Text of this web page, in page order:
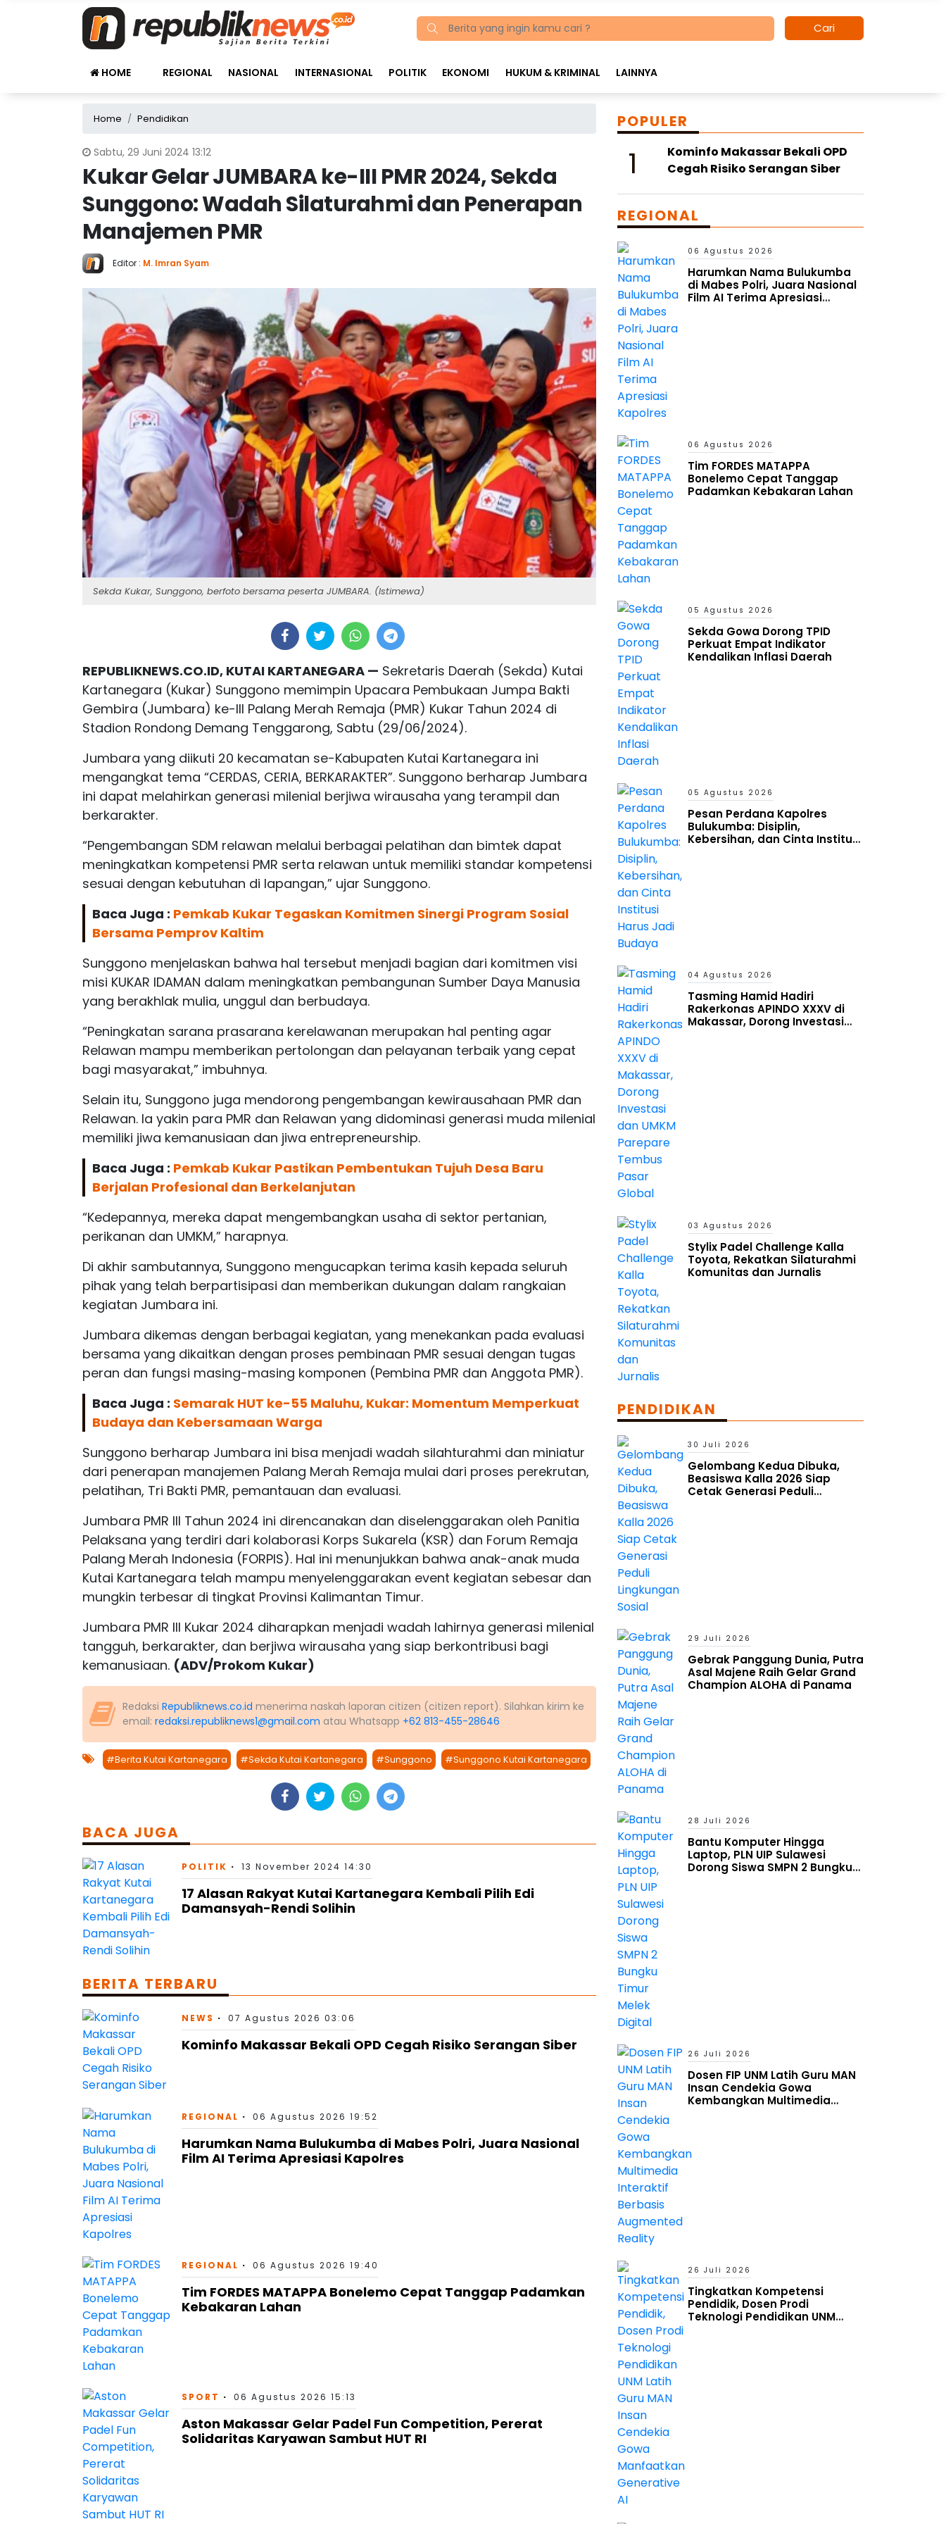
Cari
HOME REGIONAL NASIONAL INTERNASIONAL POLITIK EKONOMI HUKUM & KRIMINAL LAINNYA
Home Pendidikan
Sabtu, 29 Juni 2024 13:12
Kukar Gelar JUMBARA ke-III PMR 2024, Sekda
Sunggono: Wadah Silaturahmi dan Penerapan
Manajemen PMR
Editor : M. Imran Syam
Sekda Kukar, Sunggono, berfoto bersama peserta JUMBARA. (Istimewa)
REPUBLIKNEWS.CO.ID, KUTAI KARTANEGARA — Sekretaris Daerah (Sekda) Kutai
Kartanegara (Kukar) Sunggono memimpin Upacara Pembukaan Jumpa Bakti
Gembira (Jumbara) ke-III Palang Merah Remaja (PMR) Kukar Tahun 2024 di
Stadion Rondong Demang Tenggarong, Sabtu (29/06/2024).
Jumbara yang diikuti 20 kecamatan se-Kabupaten Kutai Kartanegara ini
mengangkat tema “CERDAS, CERIA, BERKARAKTER”. Sunggono berharap Jumbara
ini dapat melahirkan generasi milenial berjiwa wirausaha yang terampil dan
berkarakter.
“Pengembangan SDM relawan melalui berbagai pelatihan dan bimtek dapat
meningkatkan kompetensi PMR serta relawan untuk memiliki standar kompetensi
sesuai dengan kebutuhan di lapangan,” ujar Sunggono.
Baca Juga : Pemkab Kukar Tegaskan Komitmen Sinergi Program Sosial
Bersama Pemprov Kaltim
Sunggono menjelaskan bahwa hal tersebut menjadi bagian dari komitmen visi
misi KUKAR IDAMAN dalam meningkatkan pembangunan Sumber Daya Manusia
yang berakhlak mulia, unggul dan berbudaya.
“Peningkatan sarana prasarana kerelawanan merupakan hal penting agar
Relawan mampu memberikan pertolongan dan pelayanan terbaik yang cepat
bagi masyarakat,” imbuhnya.
Selain itu, Sunggono juga mendorong pengembangan kewirausahaan PMR dan
Relawan. Ia yakin para PMR dan Relawan yang didominasi generasi muda milenial
memiliki jiwa kemanusiaan dan jiwa entrepreneurship.
Baca Juga : Pemkab Kukar Pastikan Pembentukan Tujuh Desa Baru
Berjalan Profesional dan Berkelanjutan
“Kedepannya, mereka dapat mengembangkan usaha di sektor pertanian,
perikanan dan UMKM,” harapnya.
Di akhir sambutannya, Sunggono mengucapkan terima kasih kepada seluruh
pihak yang telah berpartisipasi dan memberikan dukungan dalam rangkaian
kegiatan Jumbara ini.
Jumbara dikemas dengan berbagai kegiatan, yang menekankan pada evaluasi
bersama yang dikaitkan dengan proses pembinaan PMR sesuai dengan tugas
peran dan fungsi masing-masing komponen (Pembina PMR dan Anggota PMR).
Baca Juga : Semarak HUT ke-55 Maluhu, Kukar: Momentum Memperkuat
Budaya dan Kebersamaan Warga
Sunggono berharap Jumbara ini bisa menjadi wadah silahturahmi dan miniatur
dari penerapan manajemen Palang Merah Remaja mulai dari proses perekrutan,
pelatihan, Tri Bakti PMR, pemantauan dan evaluasi.
Jumbara PMR III Tahun 2024 ini direncanakan dan diselenggarakan oleh Panitia
Pelaksana yang terdiri dari kolaborasi Korps Sukarela (KSR) dan Forum Remaja
Palang Merah Indonesia (FORPIS). Hal ini menunjukkan bahwa anak-anak muda
Kutai Kartanegara telah mampu menyelenggarakan event kegiatan sebesar dan
mungkin terbesar di tingkat Provinsi Kalimantan Timur.
Jumbara PMR III Kukar 2024 diharapkan menjadi wadah lahirnya generasi milenial
tangguh, berkarakter, dan berjiwa wirausaha yang siap berkontribusi bagi
kemanusiaan. (ADV/Prokom Kukar)
Redaksi Republiknews.co.id menerima naskah laporan citizen (citizen report). Silahkan kirim ke
email: redaksi.republiknews1@gmail.com atau Whatsapp +62 813-455-28646
#Berita Kutai Kartanegara #Sekda Kutai Kartanegara #Sunggono #Sunggono Kutai Kartanegara
BACA JUGA
POLITIK 13 November 2024 14:30
17 Alasan Rakyat Kutai Kartanegara Kembali Pilih Edi
Damansyah-Rendi Solihin
BERITA TERBARU
NEWS 07 Agustus 2026 03:06
Kominfo Makassar Bekali OPD Cegah Risiko Serangan Siber
REGIONAL 06 Agustus 2026 19:52
Harumkan Nama Bulukumba di Mabes Polri, Juara Nasional
Film AI Terima Apresiasi Kapolres
REGIONAL 06 Agustus 2026 19:40
Tim FORDES MATAPPA Bonelemo Cepat Tanggap Padamkan
Kebakaran Lahan
SPORT 06 Agustus 2026 15:13
Aston Makassar Gelar Padel Fun Competition, Pererat
Solidaritas Karyawan Sambut HUT RI
POPULER
1
Kominfo Makassar Bekali OPD
Cegah Risiko Serangan Siber
REGIONAL
06 Agustus 2026
Harumkan Nama Bulukumba
di Mabes Polri, Juara Nasional
Film AI Terima Apresiasi
06 Agustus 2026
Tim FORDES MATAPPA
Bonelemo Cepat Tanggap
Padamkan Kebakaran Lahan
05 Agustus 2026
Sekda Gowa Dorong TPID
Perkuat Empat Indikator
Kendalikan Inflasi Daerah
05 Agustus 2026
Pesan Perdana Kapolres
Bulukumba: Disiplin,
Kebersihan, dan Cinta Institusi
04 Agustus 2026
Tasming Hamid Hadiri
Rakerkonas APINDO XXXV di
Makassar, Dorong Investasi
03 Agustus 2026
Stylix Padel Challenge Kalla
Toyota, Rekatkan Silaturahmi
Komunitas dan Jurnalis
PENDIDIKAN
30 Juli 2026
Gelombang Kedua Dibuka,
Beasiswa Kalla 2026 Siap
Cetak Generasi Peduli
29 Juli 2026
Gebrak Panggung Dunia, Putra
Asal Majene Raih Gelar Grand
Champion ALOHA di Panama
28 Juli 2026
Bantu Komputer Hingga
Laptop, PLN UIP Sulawesi
Dorong Siswa SMPN 2 Bungku
26 Juli 2026
Dosen FIP UNM Latih Guru MAN
Insan Cendekia Gowa
Kembangkan Multimedia
26 Juli 2026
Tingkatkan Kompetensi
Pendidik, Dosen Prodi
Teknologi Pendidikan UNM